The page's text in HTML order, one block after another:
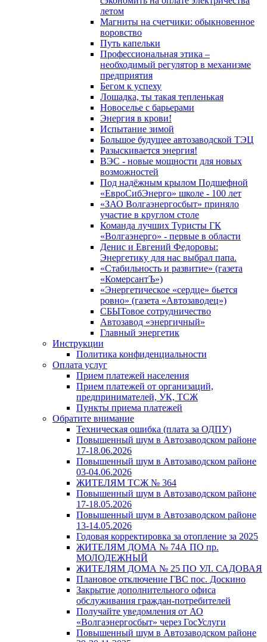
летом
Магниты на счетчики: обыкновенное
воровство
Путь капельки
Профессиональная этика –
необходимый регулятор в механизме
предприятия
Бегом к успеху
Лошадка, ты такая тепленькая
Новоселье с барьерами
Энергия в крови!
Испытание зимой
Большое будущее автозаводской ТЭЦ
Разыскивается энергия!
ВЭС - новые мощности для новых
возможностей
Под надёжным крылом Подшефной
«ЕвроСибЭнерго» школе - 100 лет
«ЗАО Волгаэнергосбыт» приняло
участие в круглом столе
Команда лучших Туристы ГК
«Волгаэнерго» - первые в области
Денис и Евгений Федоровы:
Энергетику для нас выбрал папа.
«Стабильность и развитие» (газета
«КомерсантЪ»)
«Энергетическое «сердце» бьется
ровно» (газета «Автозаводец»)
СБЫТовое сотрудничество
Автозавод «энергичный»
Главный энергетик
Инструкции
Политика конфиденциальности
Оплата услуг
Прием платежей населения
Прием платежей от организаций,
предпринимателей, УК, ТСЖ
Пункты приема платежей
Обратите внимание
Техническая ошибка (плата за ОДПУ)
Повышенный шум в Автозаводском районе
17-18.06.2026
Повышенный шум в Автозаводском районе
03-04.06.2026
ЖИТЕЛЯМ ТСЖ № 364
Повышенный шум в Автозаводском районе
17-18.05.2026
Повышенный шум в Автозаводском районе
13-14.05.2026
Годовая корректировка за отопление за 2025
ЖИТЕЛЯМ ДОМА № 74А ПО пр.
МОЛОДЕЖНЫЙ
ЖИТЕЛЯМ ДОМА № 25 ПО УЛ. САДОВАЯ
Плановое отключение ГВС пос. Доскино
Закрытие дополнительного офиса
обслуживания граждан-потребителей
Получайте уведомления от АО
«Волгаэнергосбыт» через ГосУслуги
Повышенный шум в Автозаводском районе